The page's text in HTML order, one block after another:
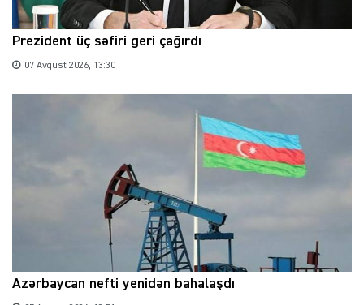
Prezident üç səfiri geri çağırdı
07 Avqust 2026, 13:30
Azərbaycan nefti yenidən bahalaşdı